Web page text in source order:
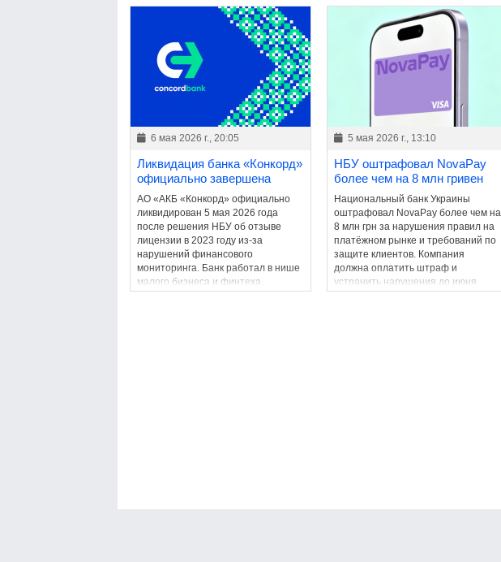
же юридическую силу, как и
категорий – нет.
6 мая 2026 г., 20:05
Ликвидация банка «Конкорд»
официально завершена
АО «АКБ «Конкорд» официально
ликвидирован 5 мая 2026 года
после решения НБУ об отзыве
лицензии в 2023 году из-за
нарушений финансового
мониторинга. Банк работал в нише
малого бизнеса и финтеха.
5 мая 2026 г., 13:10
НБУ оштрафовал NovaPay
более чем на 8 млн гривен
Национальный банк Украины
оштрафовал NovaPay более чем на
8 млн грн за нарушения правил на
платёжном рынке и требований по
защите клиентов. Компания
должна оплатить штраф и
устранить нарушения до июня
2026 года.